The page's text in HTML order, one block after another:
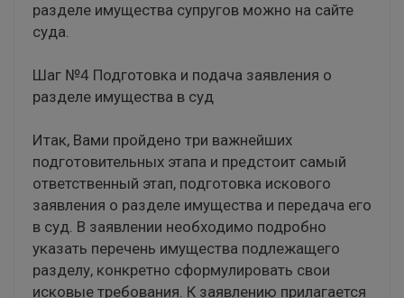
разделе имущества супругов можно на сайте
суда.
Шаг №4 Подготовка и подача заявления о
разделе имущества в суд
Итак, Вами пройдено три важнейших
подготовительных этапа и предстоит самый
ответственный этап, подготовка искового
заявления о разделе имущества и передача его
в суд. В заявлении необходимо подробно
указать перечень имущества подлежащего
разделу, конкретно сформулировать свои
исковые требования. К заявлению прилагается